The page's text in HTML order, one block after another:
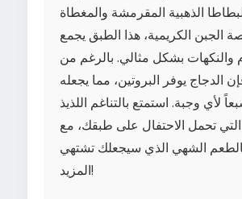
الذهبية المقرمشة والمغطاة
الجبن الكريمية، هذا الطبق يجمع
والنكهات بشكل مثالي. بالرغم من
الدجاج يوفر البروتين، مما يجعله
لأي وجبة. استمتع بالتناغم اللذيذ
التي تحمل الاحتفال على طبقك، مع
بالطعم الشهي الذي سيجعلك تشتهي
المزيد!